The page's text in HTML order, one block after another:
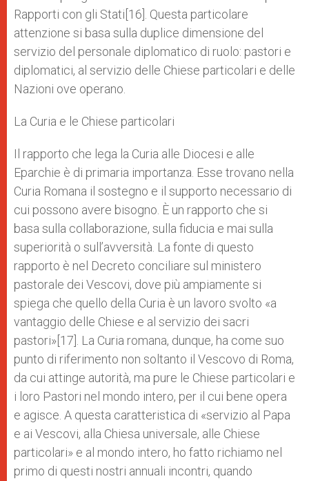
Rapporti con gli Stati[16]. Questa particolare
attenzione si basa sulla duplice dimensione del
servizio del personale diplomatico di ruolo: pastori e
diplomatici, al servizio delle Chiese particolari e delle
Nazioni ove operano.
La Curia e le Chiese particolari
Il rapporto che lega la Curia alle Diocesi e alle
Eparchie è di primaria importanza. Esse trovano nella
Curia Romana il sostegno e il supporto necessario di
cui possono avere bisogno. È un rapporto che si
basa sulla collaborazione, sulla fiducia e mai sulla
superiorità o sull’avversità. La fonte di questo
rapporto è nel Decreto conciliare sul ministero
pastorale dei Vescovi, dove più ampiamente si
spiega che quello della Curia è un lavoro svolto «a
vantaggio delle Chiese e al servizio dei sacri
pastori»[17]. La Curia romana, dunque, ha come suo
punto di riferimento non soltanto il Vescovo di Roma,
da cui attinge autorità, ma pure le Chiese particolari e
i loro Pastori nel mondo intero, per il cui bene opera
e agisce. A questa caratteristica di «servizio al Papa
e ai Vescovi, alla Chiesa universale, alle Chiese
particolari» e al mondo intero, ho fatto richiamo nel
primo di questi nostri annuali incontri, quando